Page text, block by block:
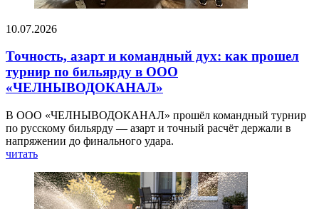
10.07.2026
Точность, азарт и командный дух: как прошел
турнир по бильярду в ООО
«ЧЕЛНЫВОДОКАНАЛ»
В ООО «ЧЕЛНЫВОДОКАНАЛ» прошёл командный турнир
по русскому бильярду — азарт и точный расчёт держали в
напряжении до финального удара.
читать